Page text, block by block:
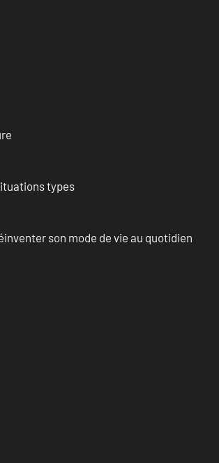
types
son mode de vie au quotidien